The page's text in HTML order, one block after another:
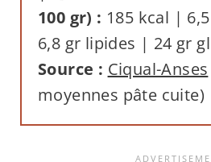
100 gr) : 185 kcal |
6,8 gr lipides | 24 gr
Source : Ciqual-Anses
moyennes pâte cuite)